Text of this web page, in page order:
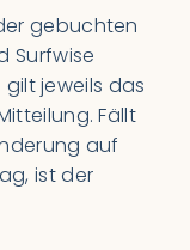
gebuchten
Surfwise
jeweils das
Fällt
auf
ist der